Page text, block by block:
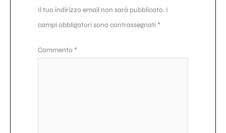
Il tuo indirizzo email non sarà pubblicato. I
campi obbligatori sono contrassegnati *
Commento *